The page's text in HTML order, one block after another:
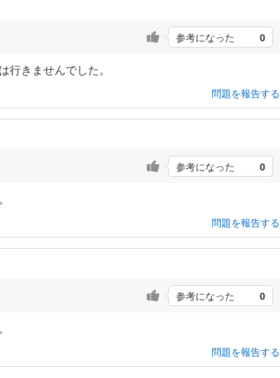
参考になった 0
きませんでした。
問題を報告する
参考になった 0
問題を報告する
参考になった 0
問題を報告する